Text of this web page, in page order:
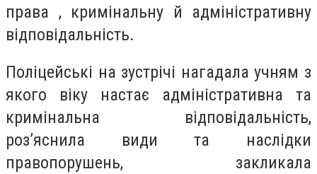
права , кримінальну й адміністративну
відповідальність.
Поліцейські на зустрічі нагадала учням з
якого віку настає адміністративна та
кримінальна відповідальність,
роз’яснила види та наслідки
правопорушень, закликала